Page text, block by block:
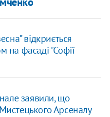
відкриється
на фасаді "Софії
заявили, що
Мистецького Арсеналу